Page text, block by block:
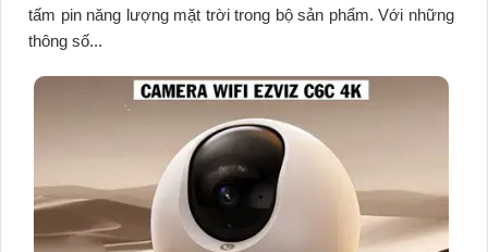
tấm pin năng lượng mặt trời trong bộ sản phẩm. Với những
thông số...